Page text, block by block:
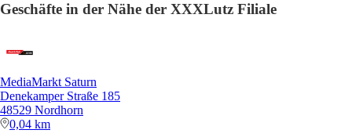
Geschäfte in der Nähe der XXXLutz Filiale
MediaMarkt Saturn
Denekamper Straße 185
48529 Nordhorn
0,04 km